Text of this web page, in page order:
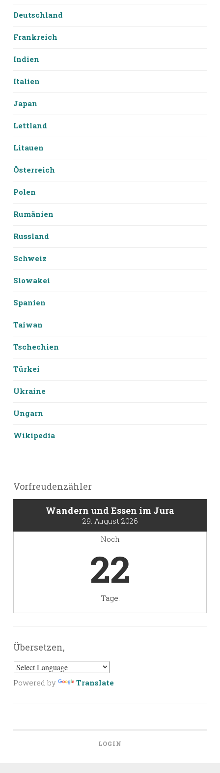
Deutschland
Frankreich
Indien
Italien
Japan
Lettland
Litauen
Österreich
Polen
Rumänien
Russland
Schweiz
Slowakei
Spanien
Taiwan
Tschechien
Türkei
Ukraine
Ungarn
Wikipedia
Vorfreudenzähler
Wandern und Essen im Jura
29. August 2026
Noch
22
Tage.
Übersetzen,
Powered by Translate
LOGIN